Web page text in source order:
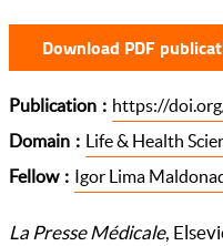
Download PDF
Publication
https://
Domain
Life & Health
Fellow
Igor Lima
La Presse Médicale,